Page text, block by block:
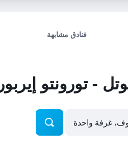
فنادق مشابهة
- تورونتو